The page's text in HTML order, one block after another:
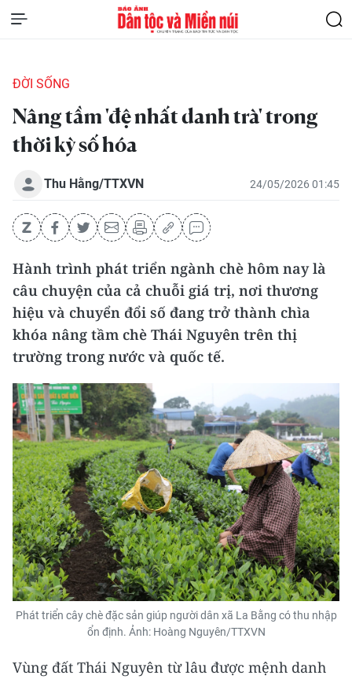
ĐỜI SỐNG
Nâng tầm 'đệ nhất danh trà' trong
thời kỳ số hóa
Thu Hằng/TTXVN 24/05/2026 01:45
Hành trình phát triển ngành chè hôm nay là
câu chuyện của cả chuỗi giá trị, nơi thương
hiệu và chuyển đổi số đang trở thành chìa
khóa nâng tầm chè Thái Nguyên trên thị
trường trong nước và quốc tế.
Phát triển cây chè đặc sản giúp người dân xã La Bằng có thu nhập
ổn định. Ảnh: Hoàng Nguyên/TTXVN
Vùng đất Thái Nguyên từ lâu được mệnh danh